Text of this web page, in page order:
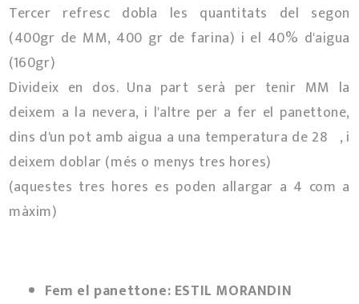
Tercer refresc dobla les quantitats del segon
(400gr de MM, 400 gr de farina) i el 40% d'aigua
(160gr)
Divideix en dos. Una part serà per tenir MM la
deixem a la nevera, i l'altre per a fer el panettone,
dins d'un pot amb aigua a una temperatura de 28º, i
deixem doblar (més o menys tres hores)
(aquestes tres hores es poden allargar a 4 com a
màxim)
Fem el panettone: ESTIL MORANDIN